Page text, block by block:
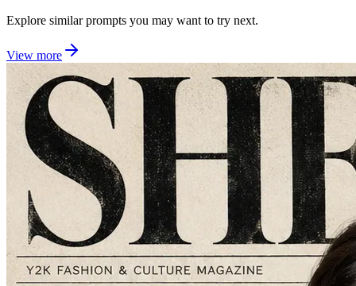
Explore similar prompts you may want to try next.
View more